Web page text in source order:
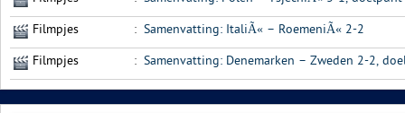
Filmpjes : Samenvatting: ItaliÃ« – RoemeniÃ« 2-2
Filmpjes : Samenvatting: Denemarken – Zweden 2-2,